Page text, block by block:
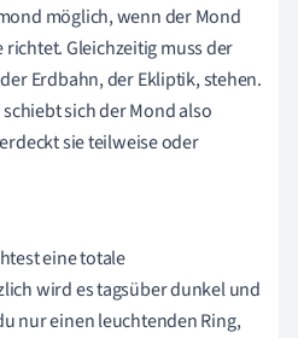
möglich, wenn der Mond
Gleichzeitig muss der
Erdbahn, der Ekliptik, stehen.
sich der Mond also
sie teilweise oder
eine totale
wird es tagsüber dunkel und
nur einen leuchtenden Ring,